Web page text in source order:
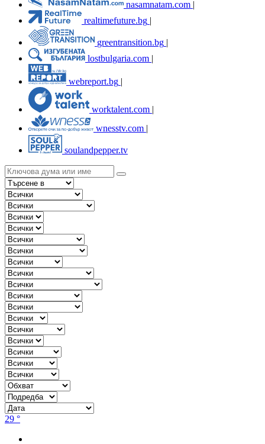
nasamnatam.com |
realtimefuture.bg |
greentransition.bg |
lostbulgaria.com |
webreport.bg
worktalent.com |
wnesstv.com |
soulandpepper.tv
29 °